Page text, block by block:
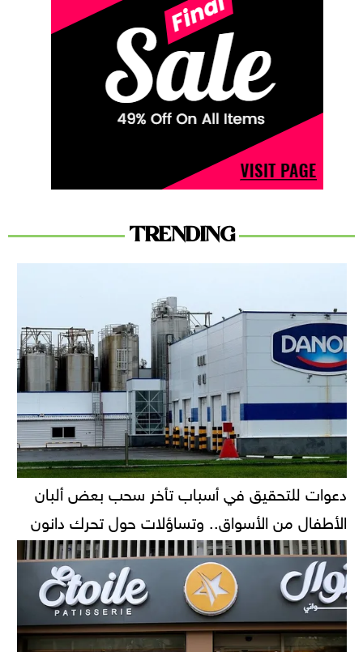
TRENDING
دعوات للتحقيق في أسباب تأخر سحب بعض ألبان
الأطفال من الأسواق.. وتساؤلات حول تحرك دانون